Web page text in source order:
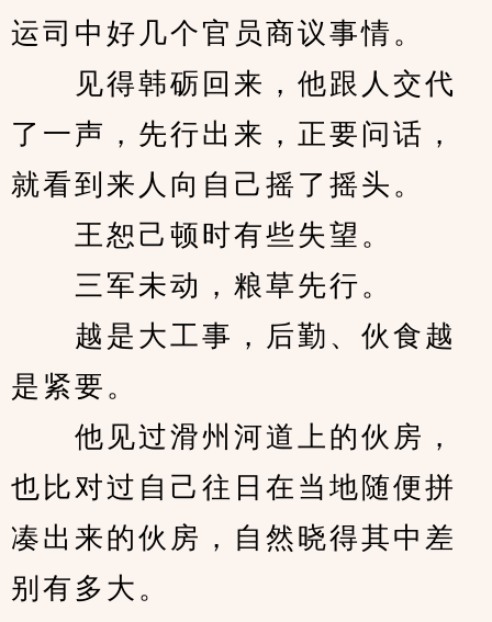
运司中好几个官员商议事情。
见得韩砺回来，他跟人交代
了一声，先行出来，正要问话，
就看到来人向自己摇了摇头。
王恕己顿时有些失望。
三军未动，粮草先行。
越是大工事，后勤、伙食越
是紧要。
他见过滑州河道上的伙房，
也比对过自己往日在当地随便拼
凑出来的伙房，自然晓得其中差
别有多大。